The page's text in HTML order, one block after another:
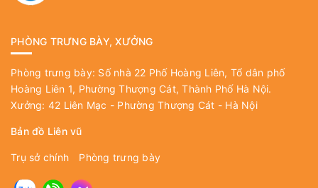
PHÒNG TRƯNG BÀY, XƯỞNG
Phòng trưng bày: Số nhà 22 Phố Hoàng Liên, Tổ dân phố
Hoàng Liên 1, Phường Thượng Cát, Thành Phố Hà Nội.
Xưởng: 42 Liên Mạc - Phường Thượng Cát - Hà Nội
Bản đồ Liên vũ
Trụ sở chính Phòng trưng bày